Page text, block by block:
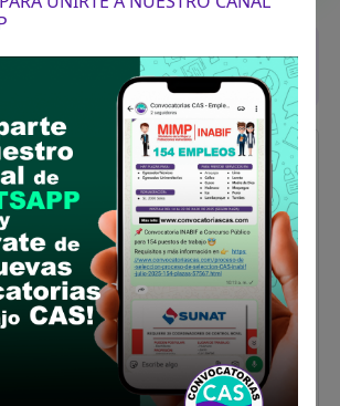
solicitadas y links de las
LEGAL
Abogado Titulado
general: Mínima de Cuatro (04)
sector público y/o privado
Específica: Mínima de seis (06)
sector público trabajando en